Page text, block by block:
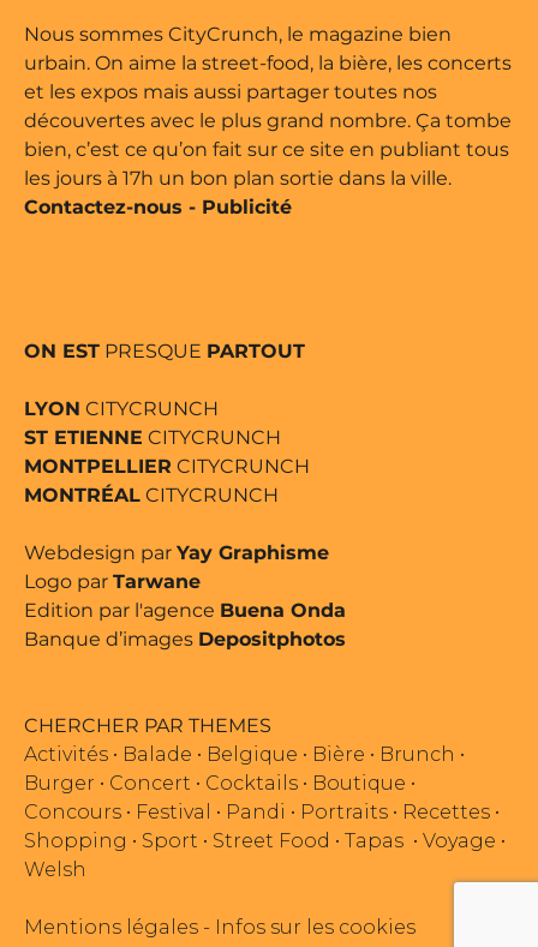
édité par Buena Onda Web •
Nous sommes CityCrunch, le magazine bien
urbain. On aime la street-food, la bière, les concerts
et les expos mais aussi partager toutes nos
découvertes avec le plus grand nombre. Ça tombe
bien, c’est ce qu’on fait sur ce site en publiant tous
les jours à 17h un bon plan sortie dans la ville.
Contactez-nous - Publicité
ON EST PRESQUE PARTOUT
LYON CITYCRUNCH
ST ETIENNE CITYCRUNCH
MONTPELLIER CITYCRUNCH
MONTRÉAL CITYCRUNCH
Webdesign par Yay Graphisme
Logo par Tarwane
Edition par l'agence Buena Onda
Banque d’images Depositphotos
CHERCHER PAR THEMES
Activités • Balade • Belgique • Bière • Brunch •
Burger • Concert • Cocktails • Boutique •
Concours • Festival • Pandi • Portraits • Recettes •
Shopping • Sport • Street Food • Tapas • Voyage •
Welsh
Mentions légales - Infos sur les cookies